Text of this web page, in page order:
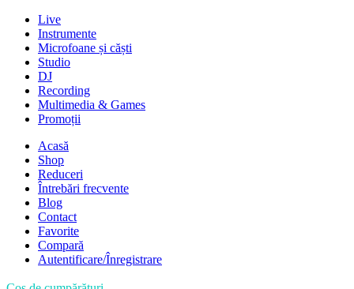
Live
Instrumente
Microfoane și căști
Studio
DJ
Recording
Multimedia & Games
Promoții
Acasă
Shop
Reduceri
Întrebări frecvente
Blog
Contact
Favorite
Compară
Autentificare/Înregistrare